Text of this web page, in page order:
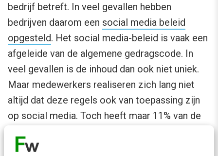
bedrijf betreft. In veel gevallen hebben
bedrijven daarom een social media beleid
opgesteld. Het social media-beleid is vaak een
afgeleide van de algemene gedragscode. In
veel gevallen is de inhoud dan ook niet uniek.
Maar medewerkers realiseren zich lang niet
altijd dat deze regels ook van toepassing zijn
op social media. Toch heeft maar 11% van de
Manpower, 2010